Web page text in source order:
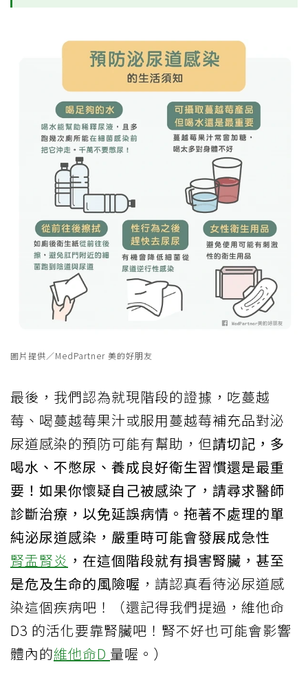
圖片提供／MedPartner 美的好朋友
最後，我們認為就現階段的證據，吃蔓越
莓、喝蔓越莓果汁或服用蔓越莓補充品對泌
尿道感染的預防可能有幫助，但請切記，多
喝水、不憋尿、養成良好衛生習慣還是最重
要！如果你懷疑自己被感染了，請尋求醫師
診斷治療，以免延誤病情。拖著不處理的單
純泌尿道感染，嚴重時可能會發展成急性
腎盂腎炎 ，在這個階段就有損害腎臟，甚至
是危及生命的風險喔 ，請認真看待泌尿道感
染這個疾病吧！（還記得我們提過，維他命
D3 的活化要靠腎臟吧！腎不好也可能會影響
體內的維他命D 量喔。）